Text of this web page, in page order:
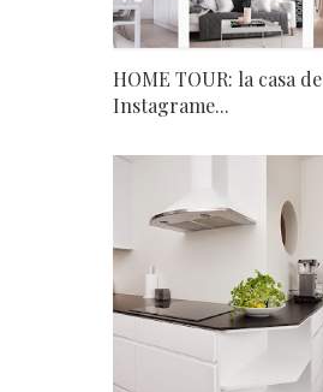
HOME TOUR: la casa
Instagrame...